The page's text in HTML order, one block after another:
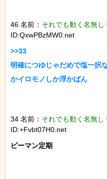
46 名前： それでも動く名無し
ID:QxwPBzMW0.net
>>33
明確につゆじゃだめで塩一択
かイロモノしか浮かばん
34 名前： それでも動く名無し
ID:+Fvbt07H0.net
ピーマン定期